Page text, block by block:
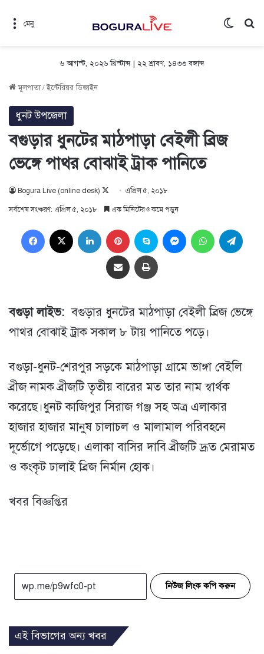
মেনু
৬ আগস্ট, ২০২৬ খ্রিস্টাব্দ | ২২ শ্রাবণ, ১৪৩৩ বঙ্গাব্দ
মূলপাতা/ইন্টেরিয়র ডিজাইন
ধুনট উপজেলা
বগুড়ার ধুনটের মাঠপাড়া বেইলী ব্রিজ
ভেঙ্গে পাথর বোঝাই ট্রাক পানিতে
Bogura Live (online desk)
Follow
on
এপ্রিল ৫, ২০১৮
সর্বশেষ সংষ্করণ: এপ্রিল ৫, ২০১৮ এক মিনিটেরও কমে পড়ুন
Facebook LinkedIn Pinterest Skype MessengerWhatsApp
Share via Email প্রিন্ট
বগুড়া লাইভ:বগুড়ার ধুনটের মাঠপাড়া বেইলী ব্রিজ ভেঙ্গে
পাথর বোঝাই ট্রাক সকাল ৮ টায় পানিতে পড়ে।
বগুড়া-ধুনট-শেরপুর সড়কে মাঠপাড়া গ্রামে ভাঙ্গা বেইলি
ব্রীজ নামক ব্রীজটি তৃতীয় বারের মত তার নাম স্বার্থক
করেছে।ধুনট কাজিপুর সিরাজ গঞ্জ সহ অত্র এলাকার
হাজার হাজার মানুষ চালাচল ও মালামাল পরিবহনে
দূর্ভোগে পড়েছে। এলাকা বাসির দাবি ব্রীজটি দ্রূত মেরামত
ও কংকৃট ঢালাই ব্রিজ নির্মান হোক।
খবর বিজ্ঞপ্তির
নিউজ লিংক কপি করুন
এই বিভাগের অন্য খবর